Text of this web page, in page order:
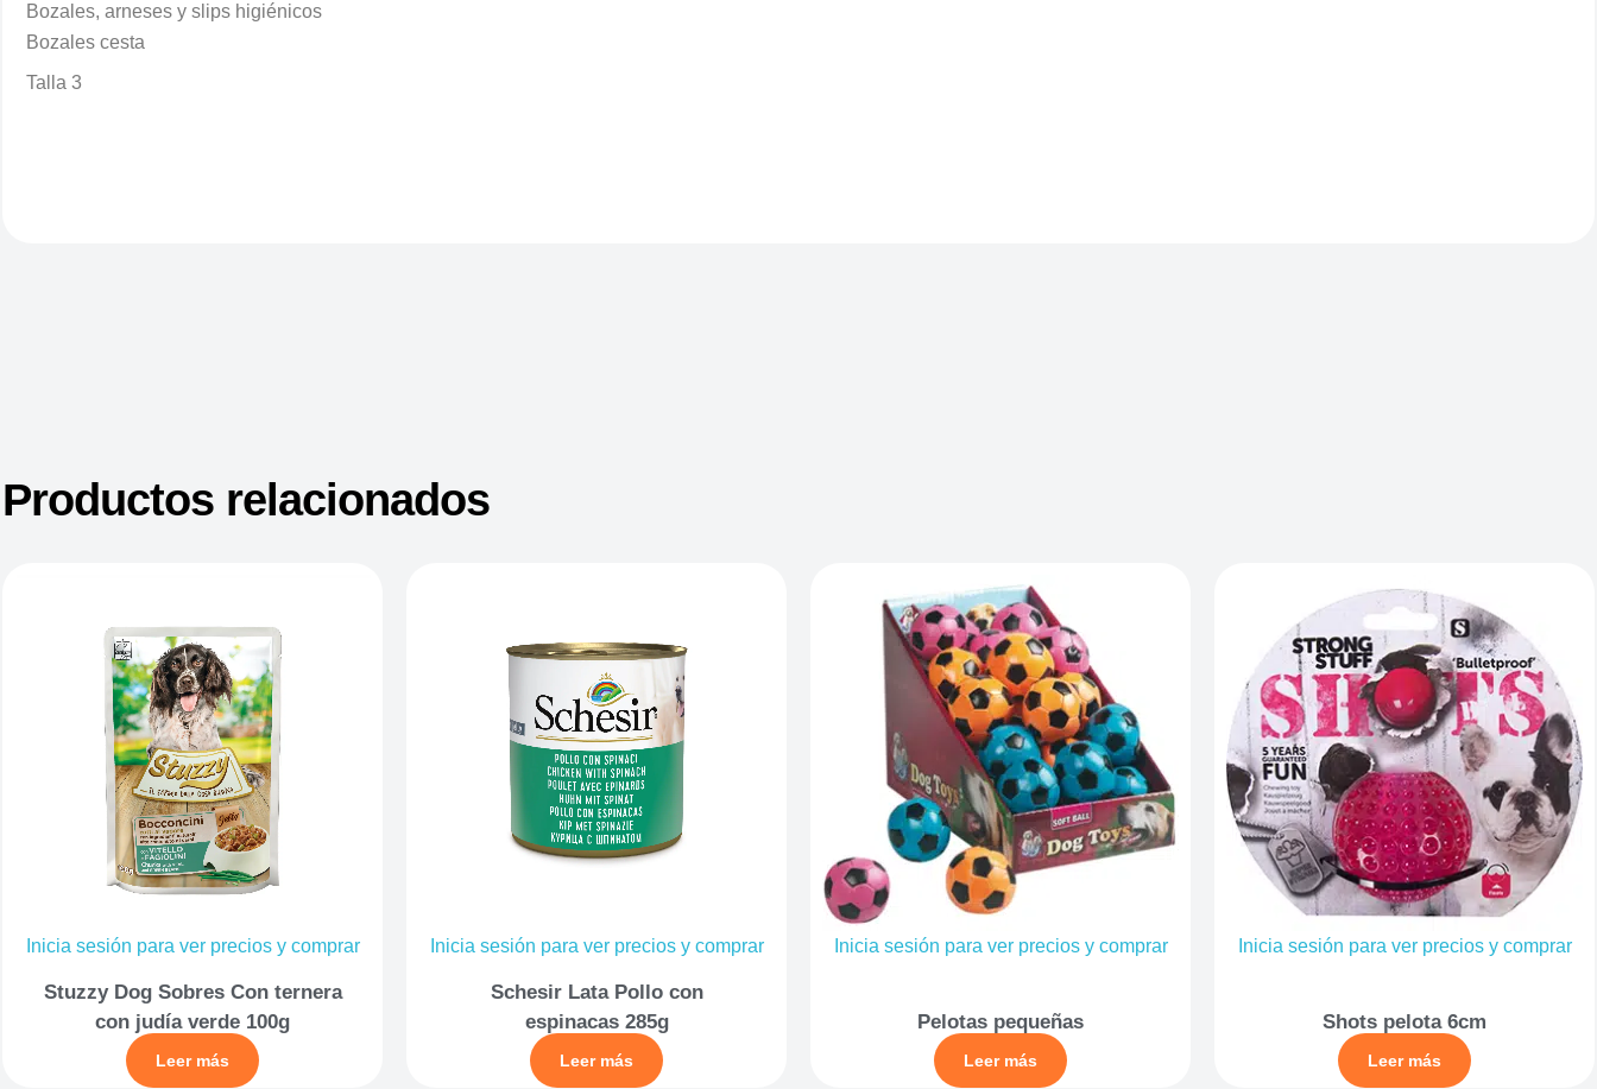
Bozales, arneses y slips higiénicos
Bozales cesta
Talla 3
Productos relacionados
Inicia sesión para ver precios y comprar
Stuzzy Dog Sobres Con ternera
con judía verde 100g
Leer más
Inicia sesión para ver precios y comprar
Schesir Lata Pollo con
espinacas 285g
Leer más
Inicia sesión para ver precios y comprar
Pelotas pequeñas
Leer más
Inicia sesión para ver precios y comprar
Shots pelota 6cm
Leer más